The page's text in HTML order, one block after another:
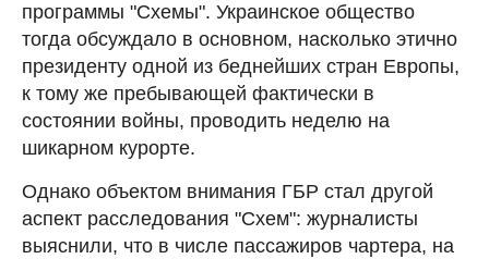
программы "Схемы". Украинское общество
тогда обсуждало в основном, насколько этично
президенту одной из беднейших стран Европы,
к тому же пребывающей фактически в
состоянии войны, проводить неделю на
шикарном курорте.
Однако объектом внимания ГБР стал другой
аспект расследования "Схем": журналисты
выяснили, что в числе пассажиров чартера, на